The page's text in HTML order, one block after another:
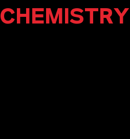
CHEMISTRY